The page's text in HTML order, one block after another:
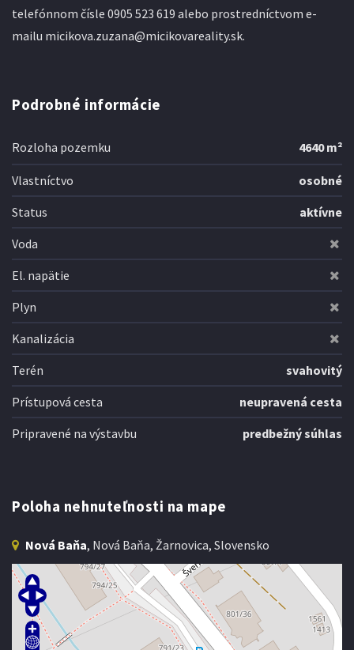
telefónnom čísle 0905 523 619 alebo prostredníctvom e-
mailu micikova.zuzana@micikovareality.sk.
Podrobné informácie
Rozloha pozemku 4640 m²
Vlastníctvo
osobné
Status
aktívne
Voda
El. napätie
Plyn
Kanalizácia
Terén
svahovitý
Prístupová cesta
neupravená cesta
Pripravené na výstavbu
predbežný súhlas
Poloha nehnuteľnosti na mape
Nová Baňa, Nová Baňa, Žarnovica, Slovensko